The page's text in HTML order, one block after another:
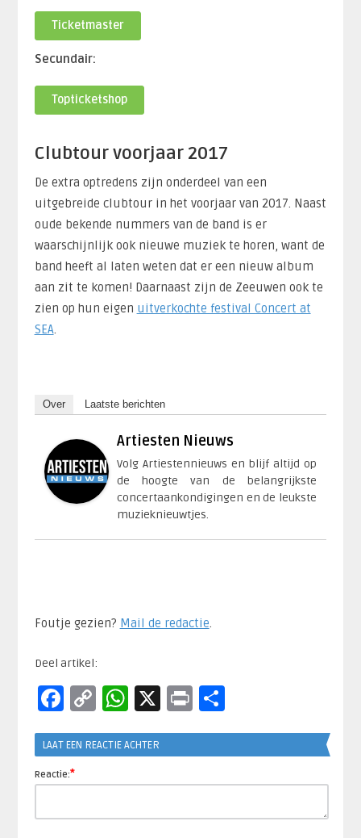
Ticketmaster
Secundair:
Topticketshop
Clubtour voorjaar 2017
De extra optredens zijn onderdeel van een
uitgebreide clubtour in het voorjaar van 2017. Naast
oude bekende nummers van de band is er
waarschijnlijk ook nieuwe muziek te horen, want de
band heeft al laten weten dat er een nieuw album
aan zit te komen! Daarnaast zijn de Zeeuwen ook te
zien op hun eigen uitverkochte festival Concert at
SEA.
Over Laatste berichten
Artiesten Nieuws
Volg Artiestennieuws en blijf altijd op
de hoogte van de belangrijkste
concertaankondigingen en de leukste
muzieknieuwtjes.
Foutje gezien? Mail de redactie.​
Deel artikel:
Facebook
CopyWhatsApp
X PrintDelen
LAAT EEN REACTIE ACHTER
Reactie:*